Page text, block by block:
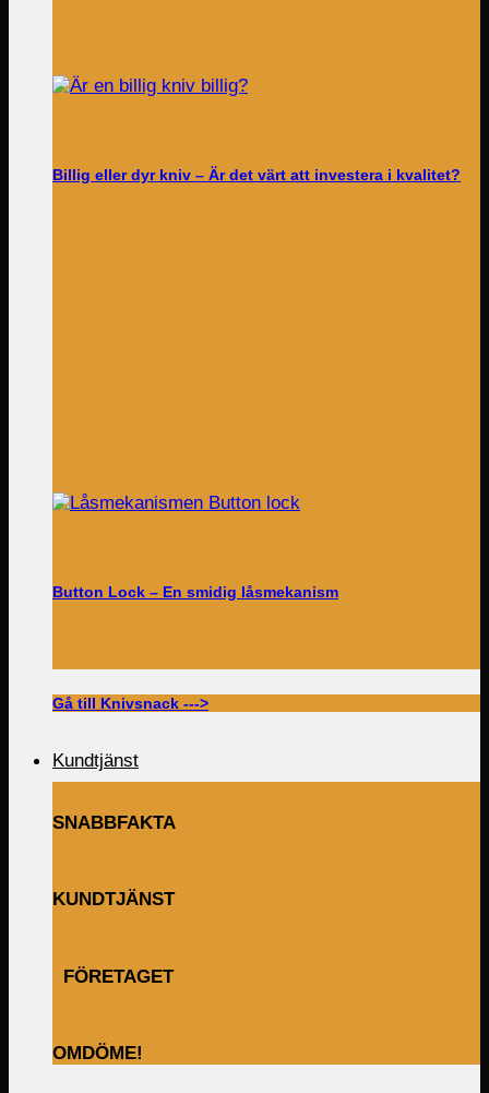
Billig eller dyr kniv – Är det värt att investera i kvalitet?
Button Lock – En smidig låsmekanism
Gå till Knivsnack --->
Kundtjänst
SNABBFAKTA
KUNDTJÄNST
FÖRETAGET
OMDÖME!